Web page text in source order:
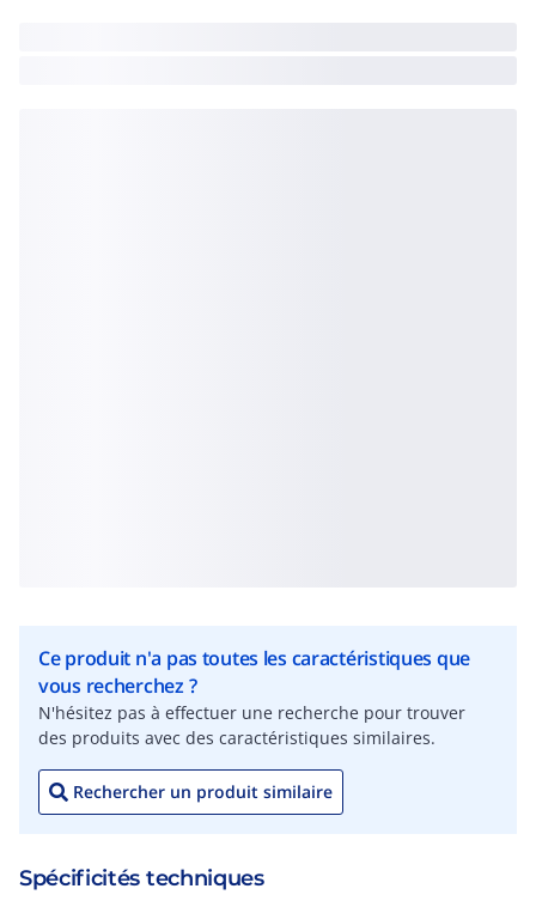
Ce produit n'a pas toutes les caractéristiques que
vous recherchez ?
N'hésitez pas à effectuer une recherche pour trouver
des produits avec des caractéristiques similaires.
Rechercher un produit similaire
Spécificités techniques